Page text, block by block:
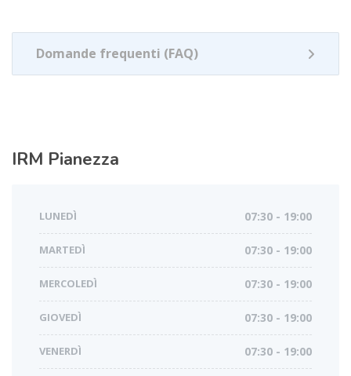
Domande frequenti (FAQ)
IRM Pianezza
LUNEDÌ 07:30 - 19:00
MARTEDÌ 07:30 - 19:00
MERCOLEDÌ 07:30 - 19:00
GIOVEDÌ 07:30 - 19:00
VENERDÌ 07:30 - 19:00